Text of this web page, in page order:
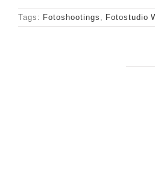
Tags: Fotoshootings, Fotostudio